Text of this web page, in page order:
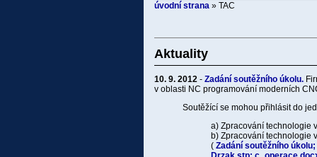
úvodní strana» TAC
Aktuality
10. 9. 2012- Zadání soutěžního úkolu.
v oblasti NC programování moderních
Soutěžící se mohou přihlásit do
a) Zpracování technologie
b) Zpracování technologie
( Zadání soutěžního úkolu;